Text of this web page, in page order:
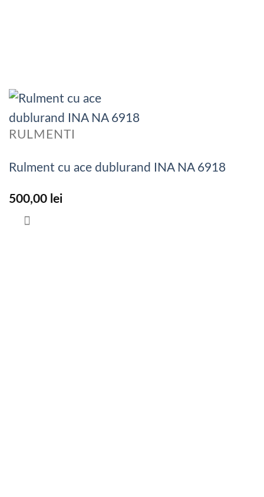
RULMENTI
Rulment cu ace dublurand INA NA 6918
500,00 lei